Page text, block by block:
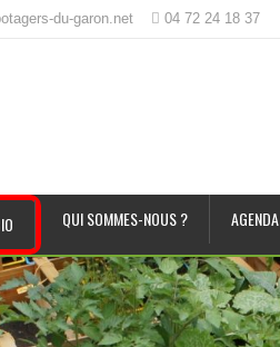
du-garon.net 04 72 24 18 37
QUI SOMMES-NOUS ? AGENDA